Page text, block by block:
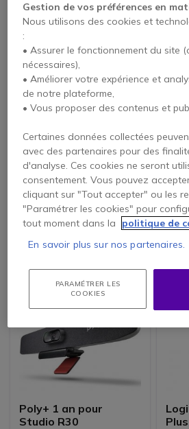
Poly+ 3 ans pour Poly
Studio P21
129,95 €
d’1
Poly+ 1 an pour
Studio R30
Gestion de vos préférences en
Nous utilisons des cookies et
:
• Assurer le fonctionnement du site
nécessaires),
• Améliorer votre expérience et
de notre plateforme,
• Vous proposer des contenus et
Certaines données collectées
avec des partenaires pour des
d'analyse. Ces cookies ne seront
consentement. Vous pouvez
cliquant sur "Tout accepter" ou les
"Paramétrer les cookies" pour
tout moment dans la
politique de
En savoir plus sur nos partenaires.
PARAMÉTRER LES
COOKIES